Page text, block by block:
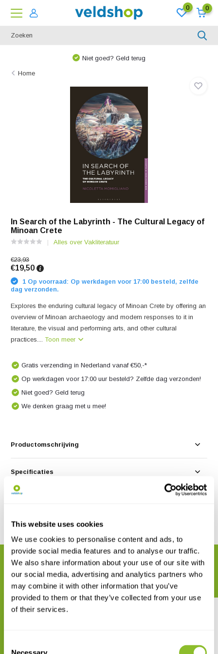
This website uses cookies
We use cookies to personalise content and ads, to
provide social media features and to analyse our traffic.
We also share information about your use of our site with
our social media, advertising and analytics partners who
may combine it with other information that you’ve
provided to them or that they’ve collected from your use
of their services.
0 0
Niet goed? Geld terug
Home
In Search of the Labyrinth - The Cultural Legacy of
Minoan Crete
Alles over Vakliteratuur
€23,93
€19,50
1 Op voorraad: Op werkdagen voor 17:00 besteld, zelfde
dag verzonden.
Explores the enduring cultural legacy of Minoan Crete by offering an
overview of Minoan archaeology and modern responses to it in
literature, the visual and performing arts, and other cultural
practices....Toon meer
Gratis verzending in Nederland vanaf €50,-*
Op werkdagen voor 17:00 uur besteld? Zelfde dag verzonden!
Niet goed? Geld terug
We denken graag met u mee!
Productomschrijving
Specificaties
Delen
GERELATEERDE PRODUCTEN
Maak uw bestelling compleet